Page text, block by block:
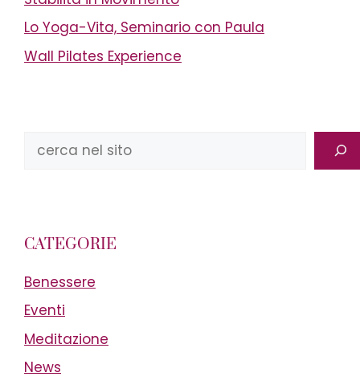
Lo Yoga-Vita, Seminario con Paula
Wall Pilates Experience
CATEGORIE
Benessere
Eventi
Meditazione
News